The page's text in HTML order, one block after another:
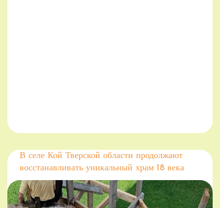
В селе Кой Тверской области продолжают
восстанавливать уникальный храм 18 века